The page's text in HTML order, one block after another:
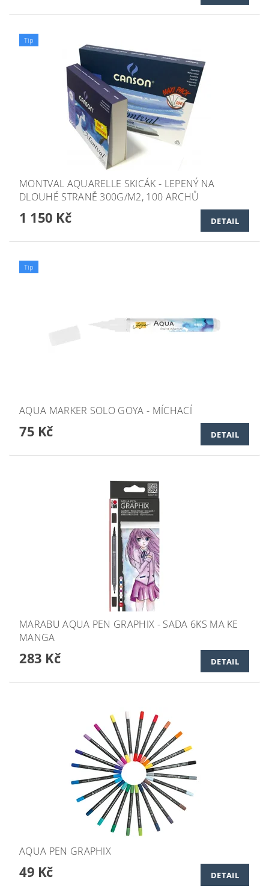
Tip
MONTVAL AQUARELLE SKICÁK - LEPENÝ NA
DLOUHÉ STRANĚ 300G/M2, 100 ARCHŮ
1 150 Kč DETAIL
Tip
AQUA MARKER SOLO GOYA - MÍCHACÍ
75 Kč DETAIL
MARABU AQUA PEN GRAPHIX - SADA 6KS MA KE
MANGA
283 Kč DETAIL
AQUA PEN GRAPHIX
49 Kč DETAIL